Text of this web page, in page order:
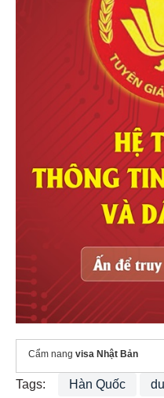
Cẩm nang visa Nhật Bản
Tags: Hàn Quốc